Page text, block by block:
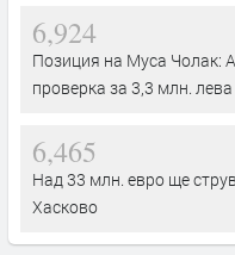
6,924
Позиция на Муса Чолак:
проверка за 3,3 млн.
6,465
Над 33 млн. евро ще
Хасково